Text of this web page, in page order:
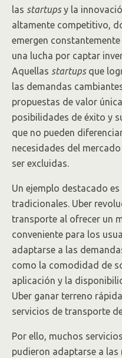
las startupsy la
altamente competitivo,
emergen
una lucha por captar
Aquellas startupsque
las demandas
propuestas de valor
posibilidades de éxito y
que no pueden
necesidades del
ser excluidas.
Un ejemplo destacado es
tradicionales. Uber
transporte al ofrecer un
conveniente para los
adaptarse a las
como la comodidad de
aplicación y la
Uber ganar terreno
servicios de transporte
Por ello, muchos
pudieron adaptarse a las